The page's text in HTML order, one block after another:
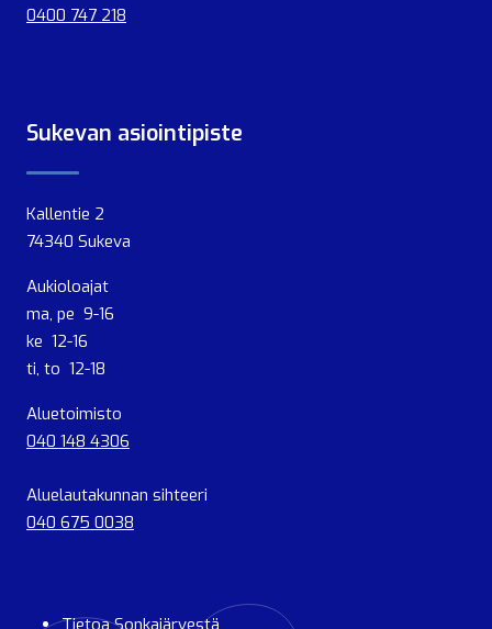
0400 747 218
Sukevan asiointipiste
Kallentie 2
74340 Sukeva
Aukioloajat
ma, pe 9-16
ke 12-16
ti, to 12-18
Aluetoimisto
040 148 4306
Aluelautakunnan sihteeri
040 675 0038
Tietoa Sonkajärvestä